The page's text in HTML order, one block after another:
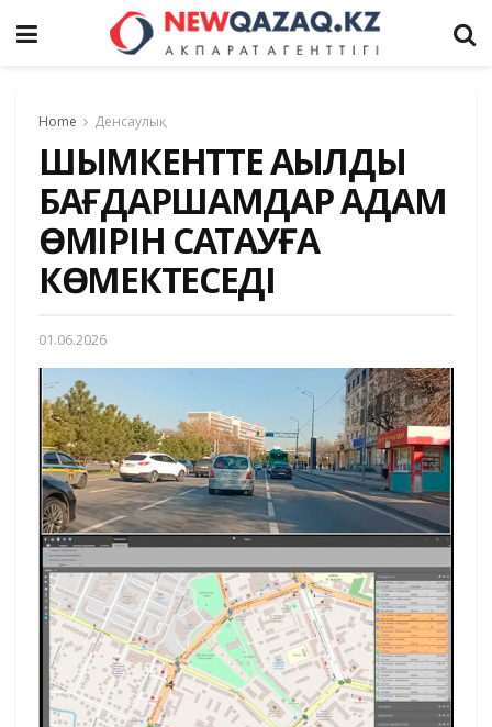
Home Денсаулық
ШЫМКЕНТТЕ АҚЫЛДЫ
БАҒДАРШАМДАР АДАМ
ӨМІРІН САҚТАУҒА
КӨМЕКТЕСЕДІ
01.06.2026